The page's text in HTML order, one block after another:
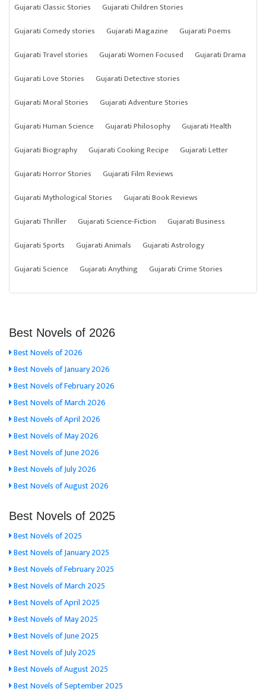
Gujarati Classic Stories
Gujarati Children Stories
Gujarati Comedy stories
Gujarati Magazine
Gujarati Poems
Gujarati Travel stories
Gujarati Women Focused
Gujarati Drama
Gujarati Love Stories
Gujarati Detective stories
Gujarati Moral Stories
Gujarati Adventure Stories
Gujarati Human Science
Gujarati Philosophy
Gujarati Health
Gujarati Biography
Gujarati Cooking Recipe
Gujarati Letter
Gujarati Horror Stories
Gujarati Film Reviews
Gujarati Mythological Stories
Gujarati Book Reviews
Gujarati Thriller
Gujarati Science-Fiction
Gujarati Business
Gujarati Sports
Gujarati Animals
Gujarati Astrology
Gujarati Science
Gujarati Anything Gujarati Crime Stories
Best Novels of 2026
Best Novels of 2026
Best Novels of January 2026
Best Novels of February 2026
Best Novels of March 2026
Best Novels of April 2026
Best Novels of May 2026
Best Novels of June 2026
Best Novels of July 2026
Best Novels of August 2026
Best Novels of 2025
Best Novels of 2025
Best Novels of January 2025
Best Novels of February 2025
Best Novels of March 2025
Best Novels of April 2025
Best Novels of May 2025
Best Novels of June 2025
Best Novels of July 2025
Best Novels of August 2025
Best Novels of September 2025